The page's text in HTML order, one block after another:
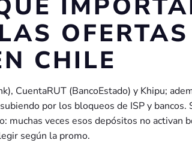
OFERTAS
CHILE
CuentaRUT (BancoEstado) y Khipu;
por los bloqueos de ISP y bancos.
veces esos depósitos no activan
según la promo.